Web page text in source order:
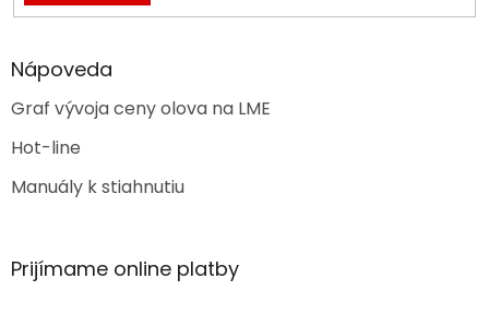
Nápoveda
Graf vývoja ceny olova na LME
Hot-line
Manuály k stiahnutiu
Prijímame online platby